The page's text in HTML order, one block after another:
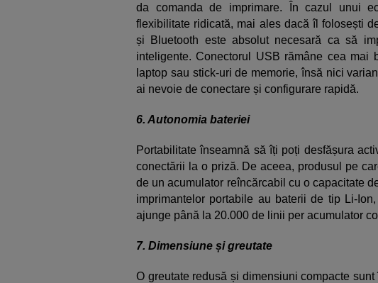
da comanda de imprimare. În cazul unui
flexibilitate ridicată, mai ales dacă îl folosești
și Bluetooth este absolut necesară ca să
inteligente. Conectorul USB rămâne cea mai
laptop sau stick-uri de memorie, însă nici
ai nevoie de conectare și configurare rapidă.
6. Autonomia bateriei
Portabilitate înseamnă să îți poți desfășura
conectării la o priză. De aceea, produsul pe
de un acumulator reîncărcabil cu o capacitate
imprimantelor portabile au baterii de tip Li-
ajunge până la 20.000 de linii per acumulator
7. Dimensiune și greutate
O greutate redusă și dimensiuni compacte